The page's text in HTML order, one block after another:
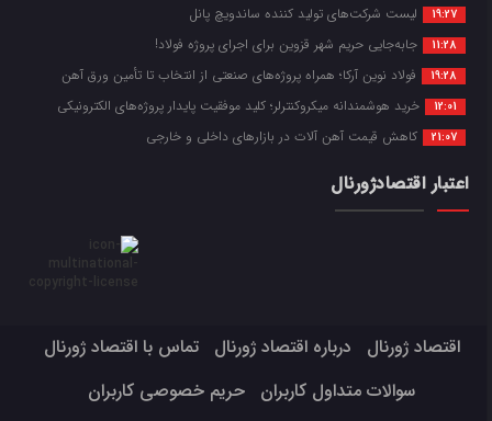
19:27 لیست شرکت‌های تولید کننده ساندویچ پانل
11:28 جابه‌جایی حریم شهر قزوین برای اجرای پروژه فولاد!
19:28 فولاد نوین آرکا؛ همراه پروژه‌های صنعتی از انتخاب تا تأمین ورق آهن
12:01 خرید هوشمندانه میکروکنترلر؛ کلید موفقیت پایدار پروژه‌های الکترونیکی
21:07 کاهش قیمت آهن آلات در بازارهای داخلی و خارجی
اعتبار اقتصادژورنال
اقتصاد ژورنال درباره اقتصاد ژورنال
تماس با اقتصاد ژورنال
سوالات متداول کاربران
حریم خصوصی کاربران